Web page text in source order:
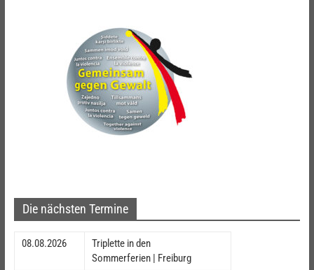
Die nächsten Termine
08.08.2026
Triplette in den
Sommerferien | Freiburg